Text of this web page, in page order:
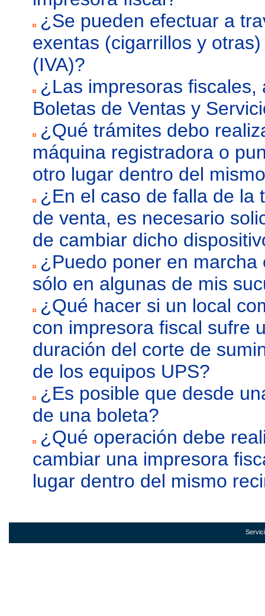
¿Se pueden efectuar a
exentas (cigarrillos y
(IVA)?
¿Las impresoras
Boletas de Ventas y
¿Qué trámites debo
máquina registradora o
otro lugar dentro del
¿En el caso de falla de la
de venta, es necesario
de cambiar dicho
¿Puedo poner en
sólo en algunas de mis
¿Qué hacer si un local
con impresora fiscal sufre
duración del corte de
de los equipos UPS?
¿Es posible que desde
de una boleta?
¿Qué operación debe
cambiar una impresora
lugar dentro del mismo